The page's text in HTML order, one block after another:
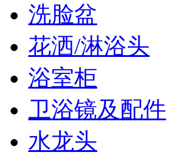
洗脸盆
花洒/淋浴头
浴室柜
卫浴镜及配件
水龙头